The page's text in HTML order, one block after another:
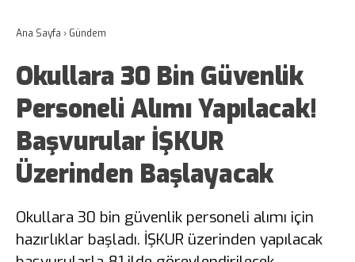
Ana Sayfa › Gündem
Okullara 30 Bin Güvenlik
Personeli Alımı Yapılacak!
Başvurular İŞKUR
Üzerinden Başlayacak
Okullara 30 bin güvenlik personeli alımı için
hazırlıklar başladı. İŞKUR üzerinden yapılacak